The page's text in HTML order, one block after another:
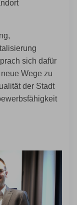
sich dafür
Wege zu
der Stadt